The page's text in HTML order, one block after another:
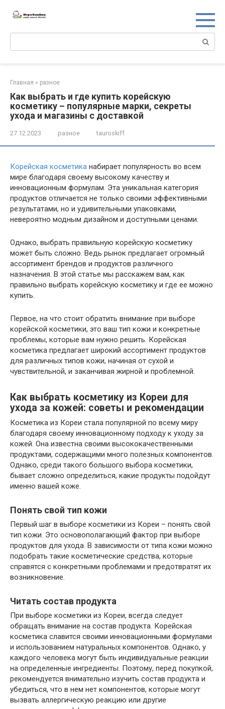
Главная » разное
Как выбрать и где купить корейскую
косметику – популярные марки, секреты
ухода и магазины с доставкой
27.12.2023 разное tauroskiff
Корейская косметика набирает популярность во всем
мире благодаря своему высокому качеству и
инновационным формулам. Эта уникальная категория
продуктов отличается не только своими эффективными
результатами, но и удивительными упаковками,
невероятно модным дизайном и доступными ценами.
Однако, выбрать правильную корейскую косметику
может быть сложно. Ведь рынок предлагает огромный
ассортимент брендов и продуктов различного
назначения. В этой статье мы расскажем вам, как
правильно выбрать корейскую косметику и где ее можно
купить.
Первое, на что стоит обратить внимание при выборе
корейской косметики, это ваш тип кожи и конкретные
проблемы, которые вам нужно решить. Корейская
косметика предлагает широкий ассортимент продуктов
для различных типов кожи, начиная от сухой и
чувствительной, и заканчивая жирной и проблемной.
Как выбрать косметику из Кореи для
ухода за кожей: советы и рекомендации
Косметика из Кореи стала популярной по всему миру
благодаря своему инновационному подходу к уходу за
кожей. Она известна своими высококачественными
продуктами, содержащими много полезных компонентов.
Однако, среди такого большого выбора косметики,
бывает сложно определиться, какие продукты подойдут
именно вашей коже.
Понять свой тип кожи
Первый шаг в выборе косметики из Кореи – понять свой
тип кожи. Это основополагающий фактор при выборе
продуктов для ухода. В зависимости от типа кожи можно
подобрать такие косметические средства, которые
справятся с конкретными проблемами и предотвратят их
возникновение.
Читать состав продукта
При выборе косметики из Кореи, всегда следует
обращать внимание на состав продукта. Корейская
косметика славится своими инновационными формулами
и использованием натуральных компонентов. Однако, у
каждого человека могут быть индивидуальные реакции
на определенные ингредиенты. Поэтому, перед покупкой,
рекомендуется внимательно изучить состав продукта и
убедиться, что в нем нет компонентов, которые могут
вызвать аллергическую реакцию или другие